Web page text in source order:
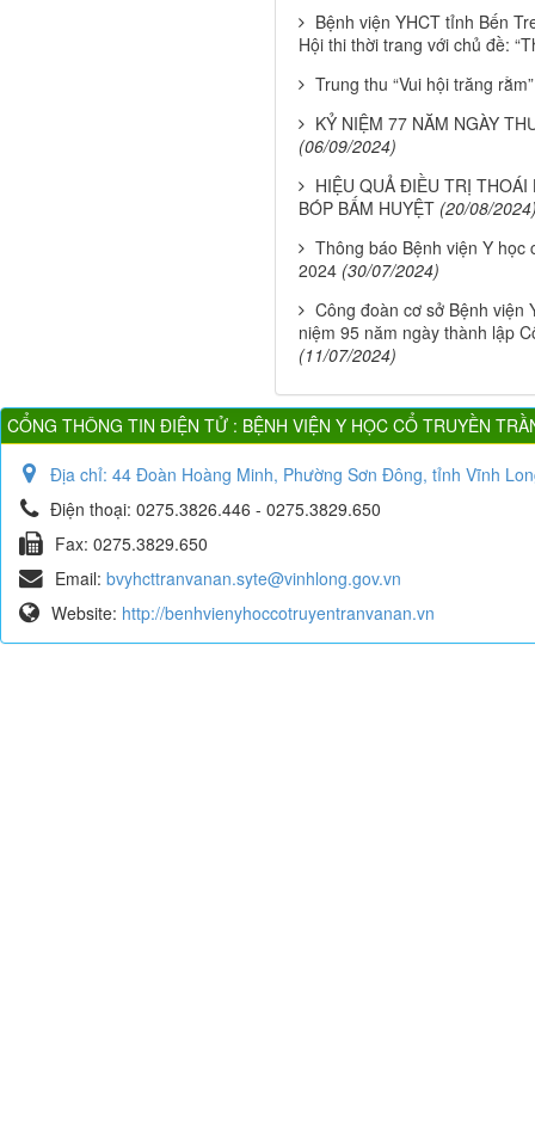
Bệnh viện YHCT tỉnh Bến
Hội thi thời trang với chủ đề:
Trung thu “Vui hội trăng rằm”
KỶ NIỆM 77 NĂM NGÀY
(06/09/2024)
HIỆU QUẢ ĐIỀU TRỊ THOÁI
BÓP BẤM HUYỆT (20/08/
Thông báo Bệnh viện Y
2024 (30/07/2024)
Công đoàn cơ sở Bệnh viện
niệm 95 năm ngày thành lập
(11/07/2024)
CỔNG THÔNG TIN ĐIỆN TỬ : BỆNH VIỆN Y HỌC CỔ TRUYỀN
Địa chỉ: 44 Đoàn Hoàng Minh, Phường Sơn Đông, tỉnh Vĩnh
Điện thoại: 0275.3826.446 - 0275.3829.650
Fax: 0275.3829.650
Email: bvyhcttranvanan.syte@vinhlong.gov.vn
Website: http://benhvienyhoccotruyentranvanan.vn